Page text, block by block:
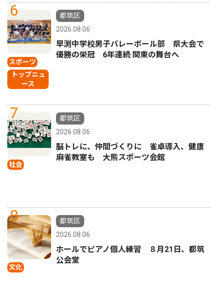
6
スポーツ
トップニュ
ース
都筑区
2026.08.06
早渕中学校男子バレーボール部 県大会で
優勝の栄冠 6年連続 関東の舞台へ
7
社会
都筑区
2026.08.06
脳トレに、仲間づくりに 雀卓導入、健康
麻雀教室も 大熊スポーツ会館
8
文化
都筑区
2026.08.06
ホールでピアノ個人練習 ８月21日、都筑
公会堂